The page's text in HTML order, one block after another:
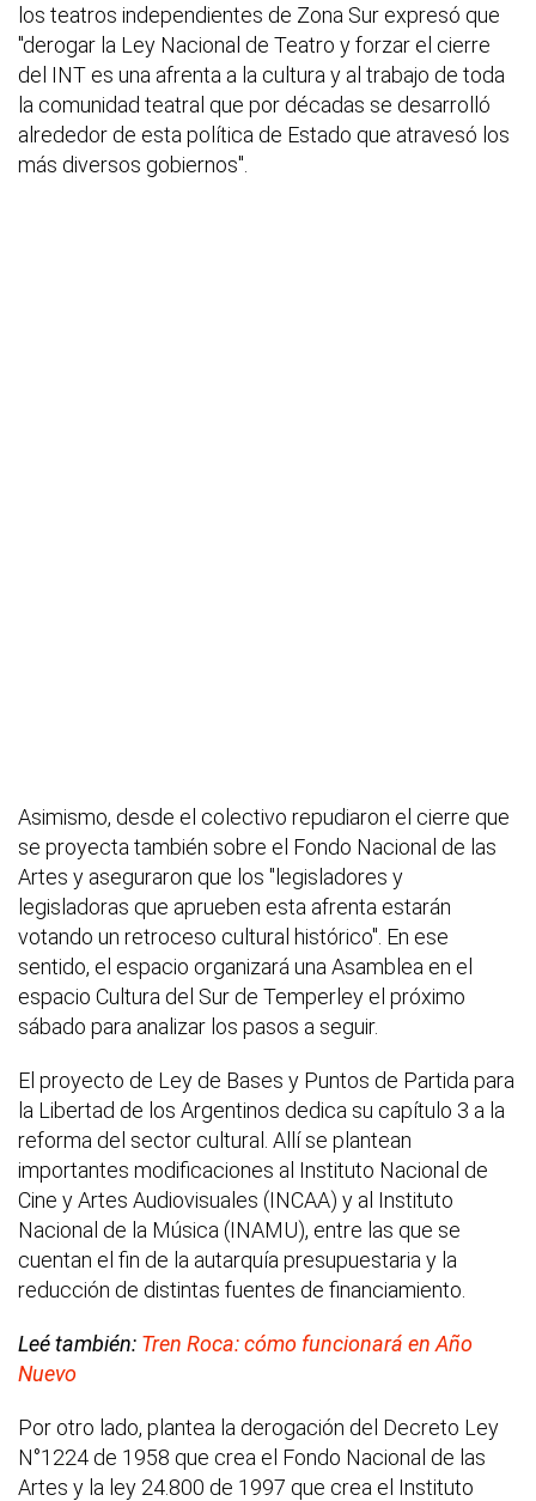
los teatros independientes de Zona Sur expresó que
"derogar la Ley Nacional de Teatro y forzar el cierre
del INT es una afrenta a la cultura y al trabajo de toda
la comunidad teatral que por décadas se desarrolló
alrededor de esta política de Estado que atravesó los
más diversos gobiernos".
Asimismo, desde el colectivo repudiaron el cierre que
se proyecta también sobre el Fondo Nacional de las
Artes y aseguraron que los "legisladores y
legisladoras que aprueben esta afrenta estarán
votando un retroceso cultural histórico". En ese
sentido, el espacio organizará una Asamblea en el
espacio Cultura del Sur de Temperley el próximo
sábado para analizar los pasos a seguir.
El proyecto de Ley de Bases y Puntos de Partida para
la Libertad de los Argentinos dedica su capítulo 3 a la
reforma del sector cultural. Allí se plantean
importantes modificaciones al Instituto Nacional de
Cine y Artes Audiovisuales (INCAA) y al Instituto
Nacional de la Música (INAMU), entre las que se
cuentan el fin de la autarquía presupuestaria y la
reducción de distintas fuentes de financiamiento.
Leé también: Tren Roca: cómo funcionará en Año
Nuevo
Por otro lado, plantea la derogación del Decreto Ley
N°1224 de 1958 que crea el Fondo Nacional de las
Artes y la ley 24.800 de 1997 que crea el Instituto